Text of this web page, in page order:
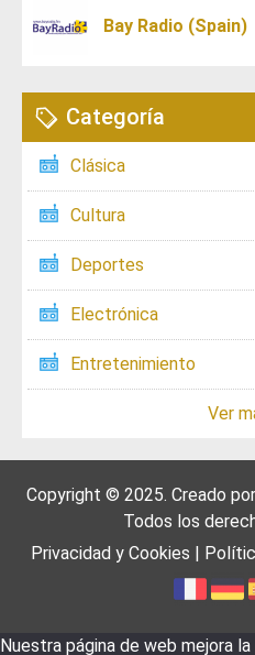
Bay Radio (Spain)
Categoría
Clásica
Cultura
Deportes
Electrónica
Entretenimiento
Ver
Copyright © 2025. Creado por
Todos los
Privacidad y Cookies |
Nuestra página de web mejora